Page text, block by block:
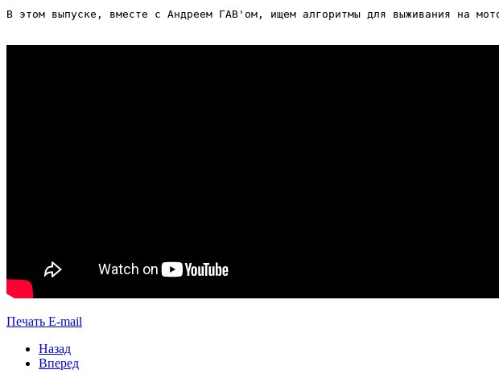
В этом выпуске, вместе с Андреем ГАВ'ом, ищем алгоритмы для выживания на
Печать E-mail
Назад
Вперед